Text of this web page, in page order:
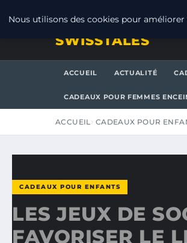
SWISSTALES
ACCUEIL ACTUALITÉ
CADEAUX POUR FEMMES
ACCUEIL CADEAUX POUR
CADEAUX POUR ENFANTS
LES JEUX DE
FAVORISER LE
Nous utilisons des cookies pour